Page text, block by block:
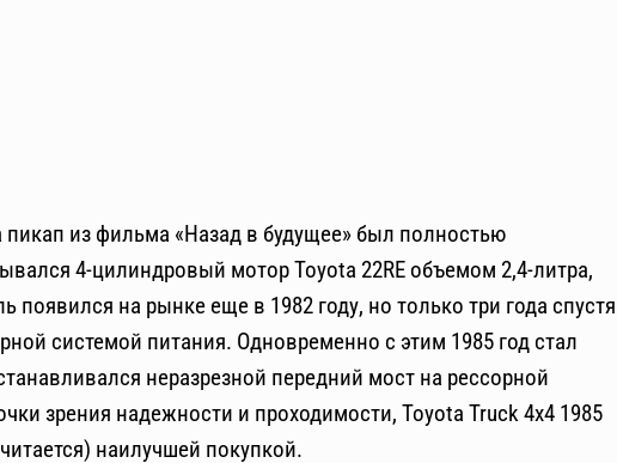
пикап из фильма «Назад в будущее» был полностью
4-цилиндровый мотор Toyota 22RE объемом 2,4-литра,
появился на рынке еще в 1982 году, но только три года спустя
системой питания. Одновременно с этим 1985 год стал
неразрезной передний мост на рессорной
зрения надежности и проходимости, Toyota Truck 4х4 1985
наилучшей покупкой.